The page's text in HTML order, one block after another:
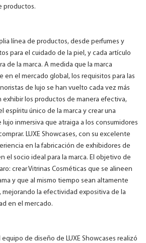
productos.
línea de productos, desde perfumes y
para el cuidado de la piel, y cada artículo
de la marca. A medida que la marca
en el mercado global, los requisitos para las
de lujo se han vuelto cada vez más
los productos de manera efectiva,
espíritu único de la marca y crear una
inmersiva que atraiga a los consumidores
LUXE Showcases, con su excelente
en la fabricación de exhibidores de
el socio ideal para la marca. El objetivo de
crear Vitrinas Cosméticas que se alineen
y que al mismo tiempo sean altamente
mejorando la efectividad expositiva de la
en el mercado.
de diseño de LUXE Showcases realizó